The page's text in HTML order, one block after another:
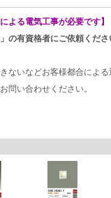
よる電気工事が必要です】
の有資格者にご依頼くださ
ないなどお客様都合による
問い合わせください。